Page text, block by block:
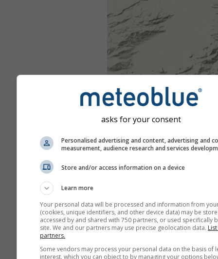
asks for your consent
Personalised advertising and content, advertising and
measurement, audience research and services
Store and/or access information on a device
Learn more
Your personal data will be processed and information from
(cookies, unique identifiers, and other device data) may be
accessed by and shared with 750 partners, or used specifically
site. We and our partners may use precise geolocation data.
partners.
Some vendors may process your personal data on the basis of
interest, which you can object to by managing your options